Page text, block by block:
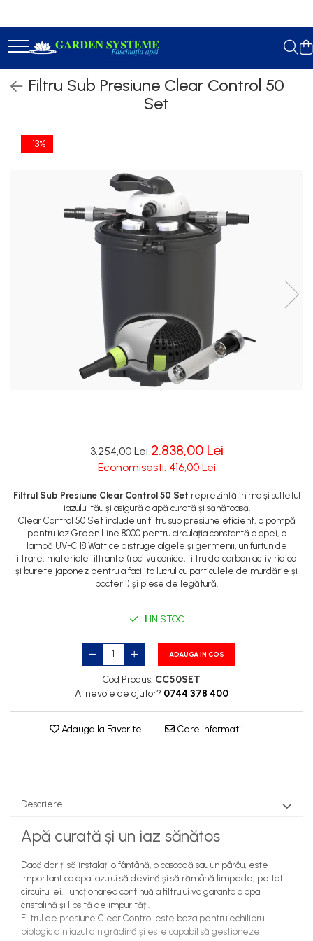
Constructie Iazuri
Geotextil
Membrana EPDM
Filtru Sub Presiune Clear Control 50
Set
-13%
3.254,00 Lei 2.838,00 Lei
Economisesti: 416,00 Lei
Filtrul Sub Presiune Clear Control 50 Set reprezintă inima şi sufletul
iazului tău și asigură o apă curată și sănătoasă.
Clear Control 50 Set include un filtru sub presiune eficient, o pompă
pentru iaz Green Line 8000 pentru circulația constantă a apei, o
lampă UV-C 18 Watt ce distruge algele şi germenii, un furtun de
filtrare, materiale filtrante (roci vulcanice, filtru de carbon activ ridicat
și burete japonez pentru a facilita lucrul cu particulele de murdărie și
bacterii) și piese de legătură.
1 IN STOC
ADAUGA IN COS
Cod Produs: CC50SET
Ai nevoie de ajutor? 0744 378 400
Adauga la Favorite Cere informatii
Descriere
Apă curată și un iaz sănătos
Dacă doriți să instalați o fântână, o cascadă sau un pârâu, este
important ca apa iazului să devină și să rămână limpede, pe tot
circuitul ei. Funcţionarea continuă a filtrului va garanta o apa
cristalină şi lipsită de impurităţi.
Filtrul de presiune Clear Control este baza pentru echilibrul
biologic din iazul din grădină și este capabil să gestioneze